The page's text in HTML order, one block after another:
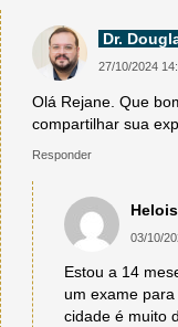
Dr.
27/10/2024
Olá Rejane. Que
compartilhar sua
Responder
03/10/
Estou a 14
um exame
cidade é muito